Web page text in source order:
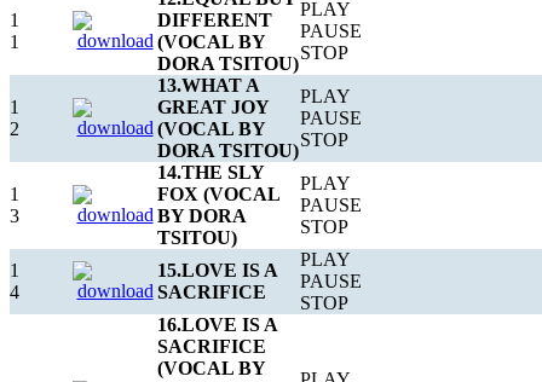
1
1
DIFFERENT
(VOCAL BY
DORA TSITOU)
PLAY
PAUSE
STOP
1
2
13.WHAT A
GREAT JOY
(VOCAL BY
DORA TSITOU)
PLAY
PAUSE
STOP
1
3
14.THE SLY
FOX (VOCAL
BY DORA
TSITOU)
PLAY
PAUSE
STOP
1
4
15.LOVE IS A
SACRIFICE
PLAY
PAUSE
STOP
16.LOVE IS A
SACRIFICE
(VOCAL BY